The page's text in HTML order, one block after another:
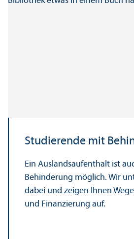
Studierende mit
Ein Auslands­aufenthalt ist
Behinderung möglich. Wir
dabei und zeigen Ihnen
und Finanzierung auf.